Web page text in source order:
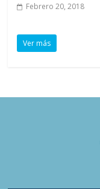
Febrero 20, 2018
Ver más